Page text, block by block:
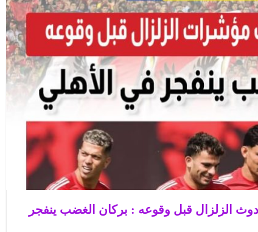
الزلزال قبل وقوعه : بركان الغضب ينفجر